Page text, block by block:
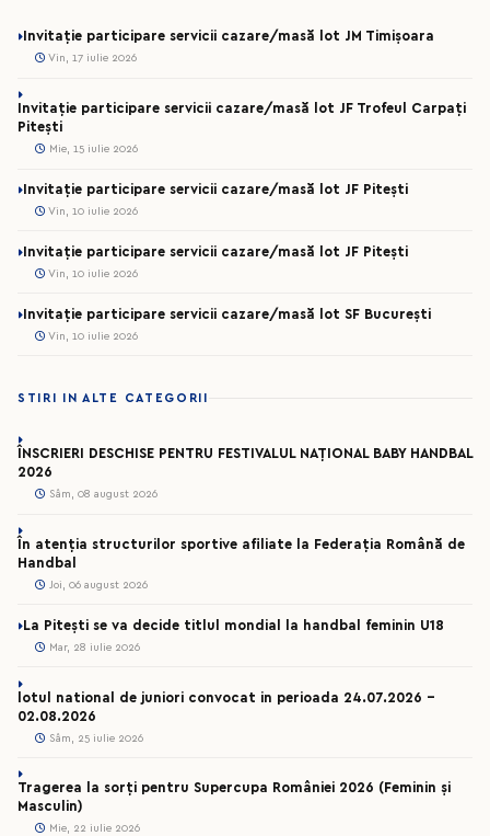
Invitație participare servicii cazare/masă lot JM Timișoara
Vin, 17 iulie 2026
Invitație participare servicii cazare/masă lot JF Trofeul Carpați
Pitești
Mie, 15 iulie 2026
Invitație participare servicii cazare/masă lot JF Pitești
Vin, 10 iulie 2026
Invitație participare servicii cazare/masă lot JF Pitești
Vin, 10 iulie 2026
Invitație participare servicii cazare/masă lot SF București
Vin, 10 iulie 2026
STIRI IN ALTE CATEGORII
ÎNSCRIERI DESCHISE PENTRU FESTIVALUL NAȚIONAL BABY HANDBAL
2026
Sâm, 08 august 2026
În atenția structurilor sportive afiliate la Federația Română de
Handbal
Joi, 06 august 2026
La Pitești se va decide titlul mondial la handbal feminin U18
Mar, 28 iulie 2026
lotul national de juniori convocat in perioada 24.07.2026 –
02.08.2026
Sâm, 25 iulie 2026
Tragerea la sorți pentru Supercupa României 2026 (Feminin și
Masculin)
Mie, 22 iulie 2026